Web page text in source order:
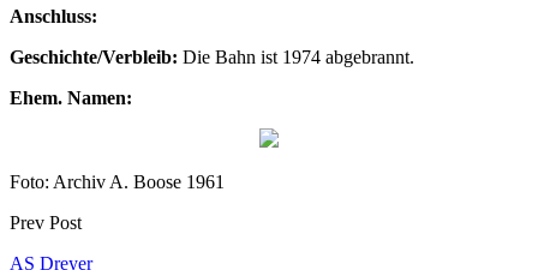
Anschluss:
Geschichte/Verbleib: Die Bahn ist 1974 abgebrannt.
Ehem. Namen:
Foto: Archiv A. Boose 1961
Prev Post
AS Dreyer